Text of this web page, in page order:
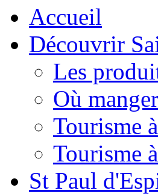
Accueil
Découvrir
Les
Où
Tourisme
Tourisme
St Paul